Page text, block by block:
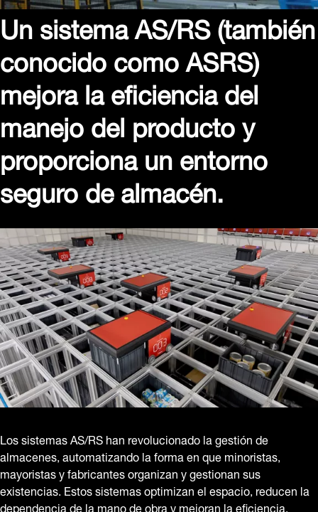
Un sistema AS/RS (también
conocido como ASRS)
mejora la eficiencia del
manejo del producto y
proporciona un entorno
seguro de almacén.
Los sistemas AS/RS han revolucionado la gestión de
almacenes, automatizando la forma en que minoristas,
mayoristas y fabricantes organizan y gestionan sus
existencias. Estos sistemas optimizan el espacio, reducen la
dependencia de la mano de obra y mejoran la eficiencia.